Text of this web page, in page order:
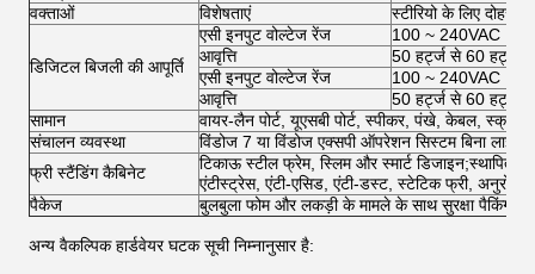
वक्ताओं
विशेषताएं स्टीरियो के लिए
डिजिटल बिजली की आपूर्ति
एसी इनपुट वोल्टेज रेंज
100 ~ 240VAC
आवृत्ति
50 हर्ट्ज से 60 हर्ट्ज
एसी इनपुट वोल्टेज रेंज
100 ~ 240VAC
आवृत्ति
50 हर्ट्ज से 60 हर्ट्ज
सामान
वायर-लैन पोर्ट, यूएसबी पोर्ट, स्पीकर, पंखे, केबल, स्क्रू
संचालन व्यवस्था
विंडोज 7 या विंडोज एक्सपी ऑपरेशन सिस्टम बिना
फ्री स्टैंडिंग कैबिनेट
टिकाऊ स्टील फ्रेम, स्लिम और स्मार्ट
एंटीस्ट्रेस, एंटी-एसिड, एंटी-डस्ट, स्टेटिक फ्री, अनुरोध
पैकेज
बुलबुला फोम और लकड़ी के मामले के साथ सुरक्षा पैकिंग
अन्य वैकल्पिक हार्डवेयर घटक सूची निम्नानुसार है: